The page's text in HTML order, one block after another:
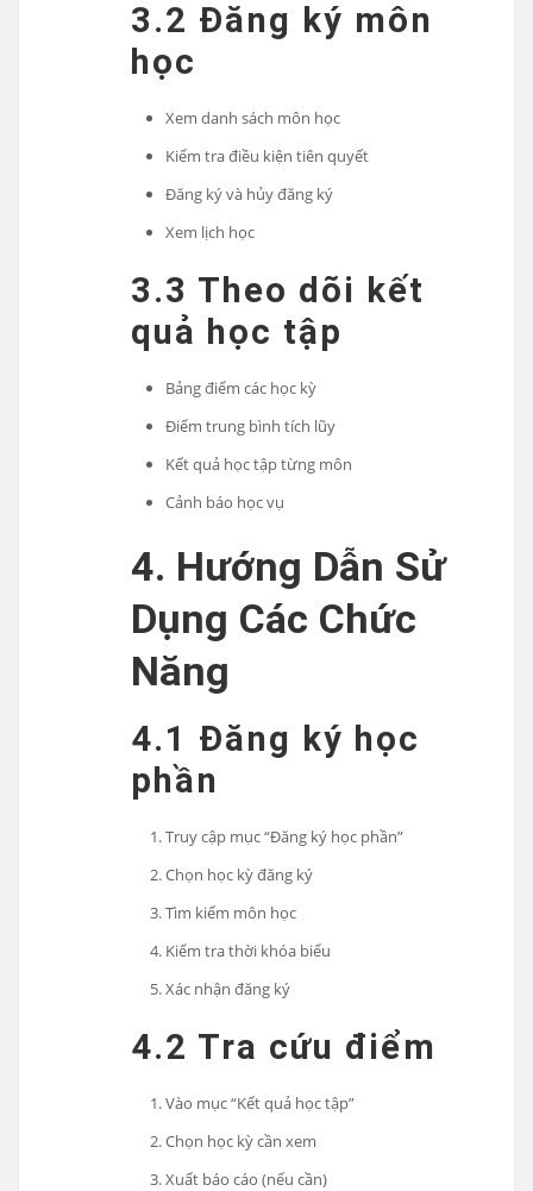
3.2 Đăng ký môn
học
Xem danh sách môn học
Kiểm tra điều kiện tiên quyết
Đăng ký và hủy đăng ký
Xem lịch học
3.3 Theo dõi kết
quả học tập
Bảng điểm các học kỳ
Điểm trung bình tích lũy
Kết quả học tập từng môn
Cảnh báo học vụ
4. Hướng Dẫn Sử
Dụng Các Chức
Năng
4.1 Đăng ký học
phần
Truy cập mục “Đăng ký học phần”
Chọn học kỳ đăng ký
Tìm kiếm môn học
Kiểm tra thời khóa biểu
Xác nhận đăng ký
4.2 Tra cứu điểm
Vào mục “Kết quả học tập”
Chọn học kỳ cần xem
Xuất báo cáo (nếu cần)